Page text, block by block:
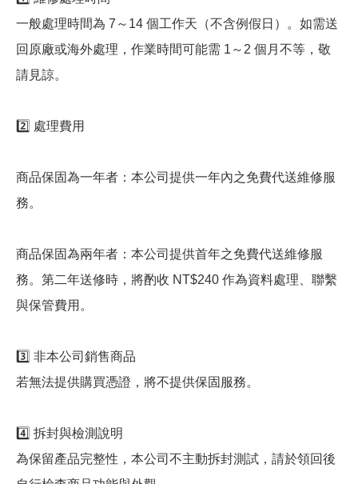
一般處理時間為 7～14 個工作天（不含例假日）。如需送
回原廠或海外處理，作業時間可能需 1～2 個月不等，敬
請見諒。
2️⃣ 處理費用
商品保固為一年者：本公司提供一年內之免費代送維修服
務。
商品保固為兩年者：本公司提供首年之免費代送維修服
務。第二年送修時，將酌收 NT$240 作為資料處理、聯繫
與保管費用。
3️⃣ 非本公司銷售商品
若無法提供購買憑證，將不提供保固服務。
4️⃣ 拆封與檢測說明
為保留產品完整性，本公司不主動拆封測試，請於領回後